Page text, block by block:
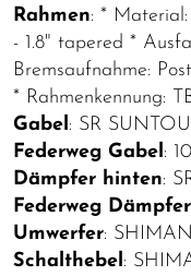
Rahmen: * Material:
- 1.8" tapered *
Bremsaufnahme:
* Rahmenkennung:
Gabel : SR
Federweg Gabel :
Dämpfer hinten:
Federweg
Umwerfer:
Schalthebel :